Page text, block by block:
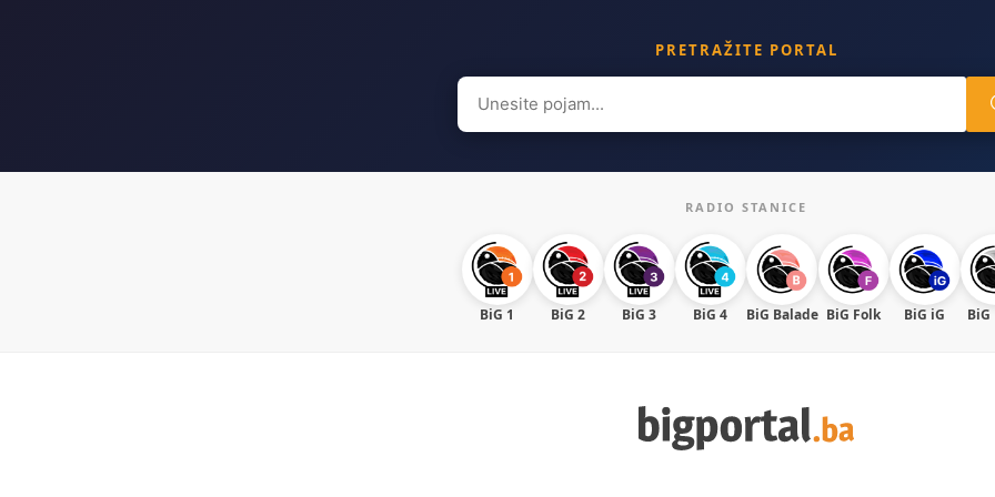
PRETRAŽITE PORTAL
Search
for:
RADIO STANICE
BiG 1 BiG 2 BiG 3 BiG 4 BiG Balade BiG Folk BiG iG BiG